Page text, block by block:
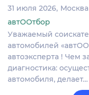
31 июля 2026 Москва
автООтбор
Уважаемый
автомобилей
автоэксперта ! Чем
диагностика:
автомобиля, делает…